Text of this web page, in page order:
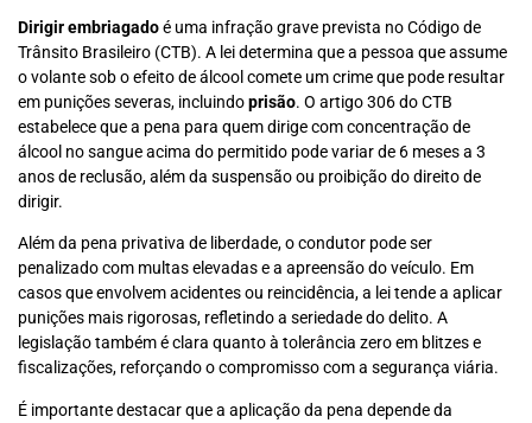
Dirigir embriagadoé uma infração grave prevista no Código de
Trânsito Brasileiro (CTB). A lei determina que a pessoa que assume
o volante sob o efeito de álcool comete um crime que pode resultar
em punições severas, incluindoprisão. O artigo 306 do CTB
estabelece que a pena para quem dirige com concentração de
álcool no sangue acima do permitido pode variar de 6 meses a 3
anos de reclusão, além da suspensão ou proibição do direito de
dirigir.
Além da pena privativa de liberdade, o condutor pode ser
penalizado com multas elevadas e a apreensão do veículo. Em
casos que envolvem acidentes ou reincidência, a lei tende a aplicar
punições mais rigorosas, refletindo a seriedade do delito. A
legislação também é clara quanto à tolerância zero em blitzes e
fiscalizações, reforçando o compromisso com a segurança viária.
É importante destacar que a aplicação da pena depende da